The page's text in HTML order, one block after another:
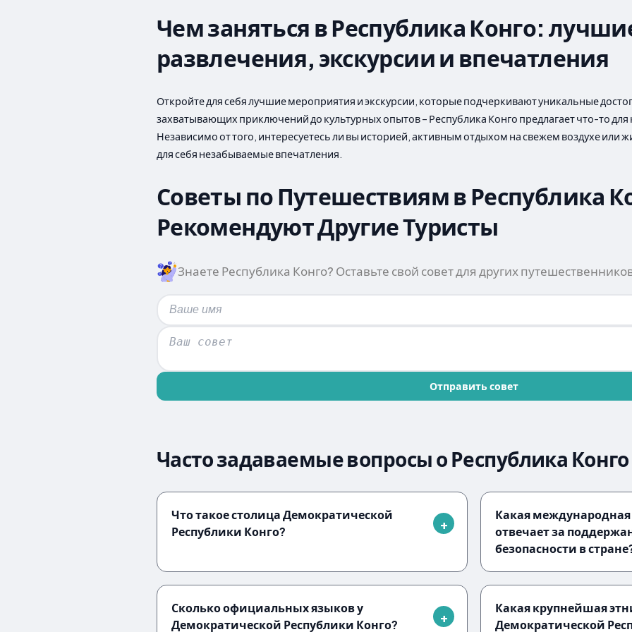
Чем заняться в Республика Конго:
развлечения, экскурсии и впечатления
Откройте для себя лучшие мероприятия и экскурсии, которые подчеркивают уникальные
захватывающих приключений до культурных опытов – Республика Конго предлагает что-то
Независимо от того, интересуетесь ли вы историей, активным отдыхом на свежем воздухе или
для себя незабываемые впечатления.
Советы по Путешествиям в Республика
Рекомендуют Другие Туристы
Знаете Республика Конго? Оставьте свой совет для других
Отправить совет
Часто задаваемые вопросы о Республика Конго
Что такое столица Демократической
Республики Конго?
Какая
отвечает за
безопасности в
Сколько официальных языков у
Демократической Республики Конго?
Какая крупнейшая
Демократической